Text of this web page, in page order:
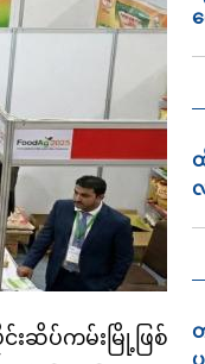
ဆိပ်ကမ်းမြို့ဖြစ်